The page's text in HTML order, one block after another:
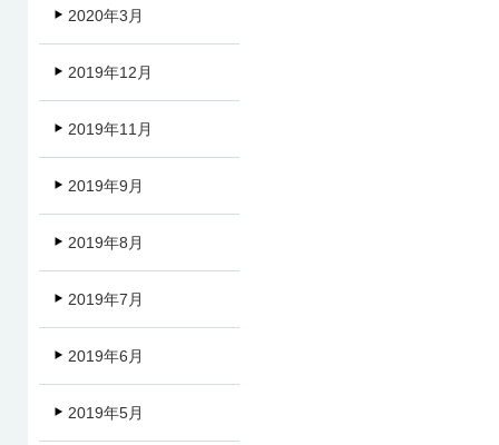
2020年3月
2019年12月
2019年11月
2019年9月
2019年8月
2019年7月
2019年6月
2019年5月